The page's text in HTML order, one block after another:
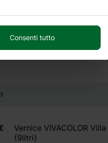
Trattamento legno
(5 litri) interno
Trattamento legno
Vernice VIVACOLOR
(9litri)
Consenti tutto